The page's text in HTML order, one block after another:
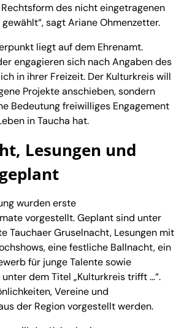
des nicht eingetragenen
gewählt“, sagt Ariane Ohmenzetter.
liegt auf dem Ehrenamt.
engagieren sich nach Angaben des
in ihrer Freizeit. Der Kulturkreis will
Projekte anschieben, sondern
Bedeutung freiwilliges Engagement
in Taucha hat.
Lesungen und
wurden erste
vorgestellt. Geplant sind unter
Tauchaer Gruselnacht, Lesungen mit
eine festliche Ballnacht, ein
für junge Talente sowie
dem Titel „Kulturkreis trifft …“.
Vereine und
der Region vorgestellt werden.